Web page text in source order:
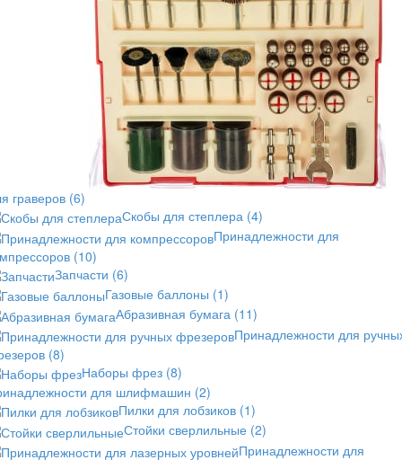
граверов (6)
Скобы для степлера (4)
Принадлежности для
(10)
Запчасти (6)
Газовые баллоны (1)
Абразивная бумага (11)
Принадлежности для
(8)
Наборы фрез (8)
для шлифмашин (2)
Пилки для лобзиков (1)
Стойки сверлильные (2)
Принадлежности для